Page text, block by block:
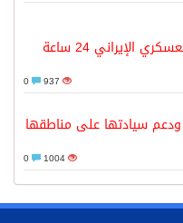
السعودية تمهل الملحق العسكري الإيراني 24 ساعة
937
سيادتها على مناطقها
1004